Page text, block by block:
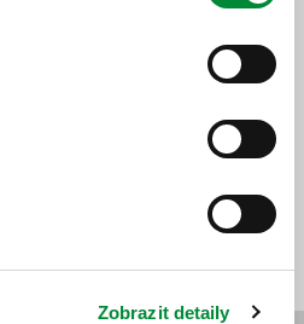
Zobrazit detaily
4. 8. 2025